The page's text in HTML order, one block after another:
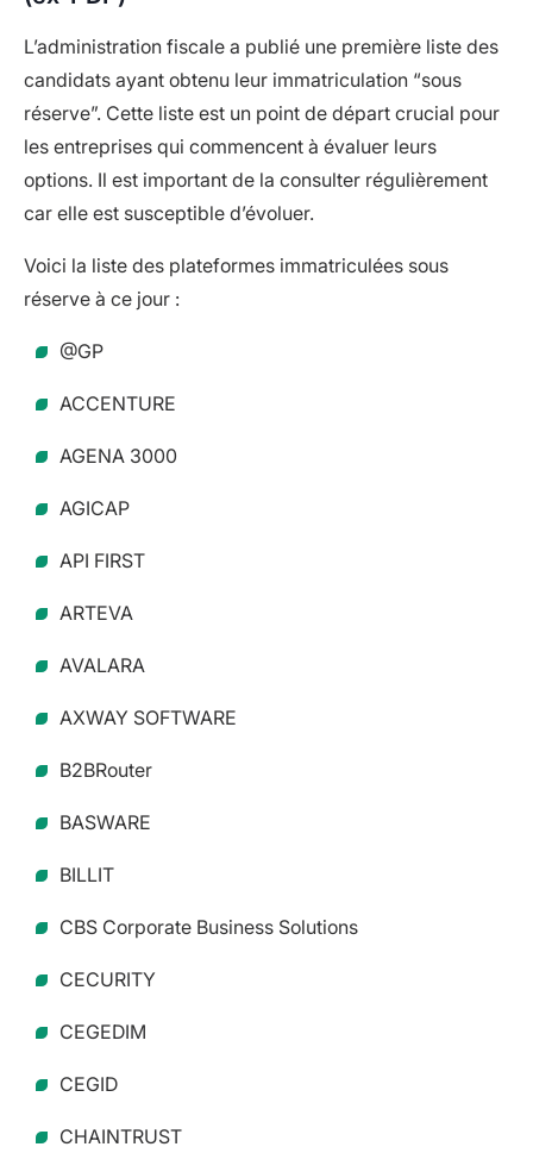
L’administration fiscale a publié une première liste des
candidats ayant obtenu leur immatriculation “sous
réserve”. Cette liste est un point de départ crucial pour
les entreprises qui commencent à évaluer leurs
options. Il est important de la consulter régulièrement
car elle est susceptible d’évoluer.
Voici la liste des plateformes immatriculées sous
réserve à ce jour :
@GP
ACCENTURE
AGENA 3000
AGICAP
API FIRST
ARTEVA
AVALARA
AXWAY SOFTWARE
B2BRouter
BASWARE
BILLIT
CBS Corporate Business Solutions
CECURITY
CEGEDIM
CEGID
CHAINTRUST